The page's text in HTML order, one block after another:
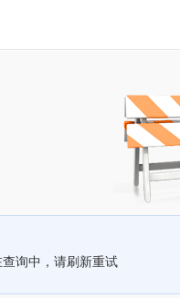
查询中，请刷新重试